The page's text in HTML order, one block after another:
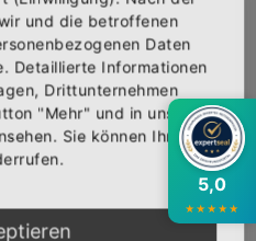
BEWERTUNGEN
Siebdruck
Newsletter
News über neue
10% Gutschein für
und die betroffenen
Daten
Detaillierte Informationen
Drittunternehmen
"Mehr" und in unserer
Sie können Ihre
5,0
★★★★★